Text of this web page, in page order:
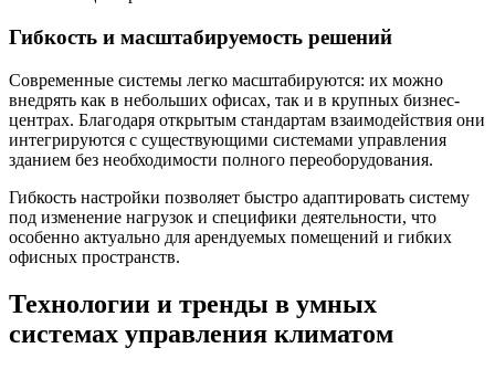
Гибкость и масштабируемость решений
Современные системы легко масштабируются: их можно
внедрять как в небольших офисах, так и в крупных бизнес-
центрах. Благодаря открытым стандартам взаимодействия они
интегрируются с существующими системами управления
зданием без необходимости полного переоборудования.
Гибкость настройки позволяет быстро адаптировать систему
под изменение нагрузок и специфики деятельности, что
особенно актуально для арендуемых помещений и гибких
офисных пространств.
Технологии и тренды в умных
системах управления климатом